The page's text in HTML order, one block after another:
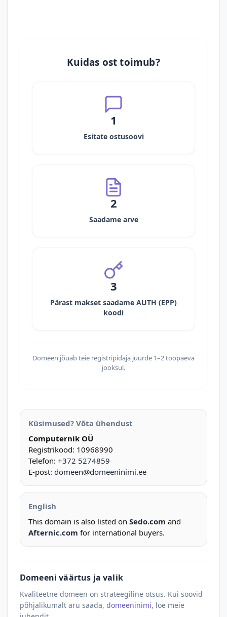
Kuidas ost toimub?
1
Esitate ostusoovi
2
Saadame arve
3
Pärast makset saadame AUTH (EPP)
koodi
Domeen jõuab teie registripidaja juurde 1–2 tööpäeva
jooksul.
Küsimused? Võta ühendust
Computernik OÜ
Registrikood: 10968990
Telefon: +372 5274859
E-post: domeen@domeeninimi.ee
English
This domain is also listed on Sedo.com and
Afternic.com for international buyers.
Domeeni väärtus ja valik
Kvaliteetne domeen on strateegiline otsus. Kui soovid
põhjalikumalt aru saada, domeeninimi, loe meie